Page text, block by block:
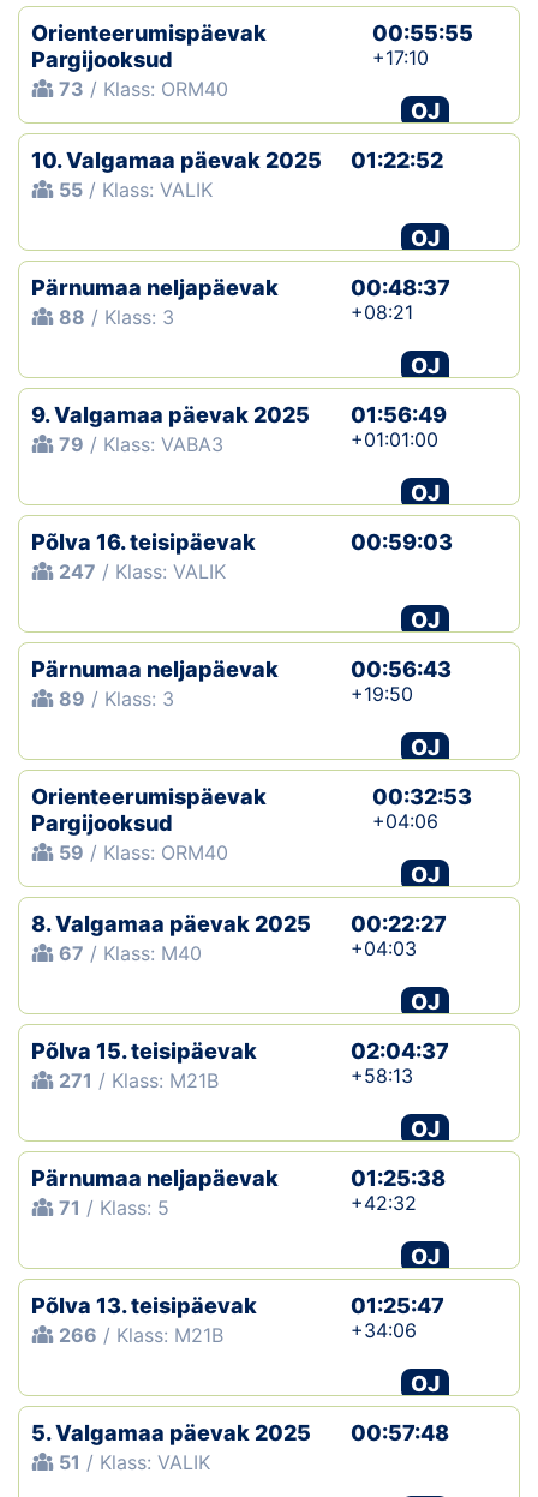
Orienteerumispäevak
Pargijooksud
73 / Klass: ORM40
00:55:55
+17:10
OJ
10. Valgamaa päevak 2025
55 / Klass: VALIK
01:22:52
OJ
Pärnumaa neljapäevak
88 / Klass: 3
00:48:37
+08:21
OJ
9. Valgamaa päevak 2025
79 / Klass: VABA3
01:56:49
+01:01:00
OJ
Põlva 16. teisipäevak
247 / Klass: VALIK
00:59:03
OJ
Pärnumaa neljapäevak
89 / Klass: 3
00:56:43
+19:50
OJ
Orienteerumispäevak
Pargijooksud
59 / Klass: ORM40
00:32:53
+04:06
OJ
8. Valgamaa päevak 2025
67 / Klass: M40
00:22:27
+04:03
OJ
Põlva 15. teisipäevak
271 / Klass: M21B
02:04:37
+58:13
OJ
Pärnumaa neljapäevak
71 / Klass: 5
01:25:38
+42:32
OJ
Põlva 13. teisipäevak
266 / Klass: M21B
01:25:47
+34:06
OJ
5. Valgamaa päevak 2025
51 / Klass: VALIK
00:57:48